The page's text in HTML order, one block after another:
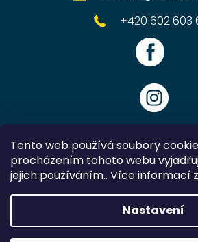
Tento web používá soubory
procházením tohoto webu
jejich používáním.. Více informací
Nastavení
+420 602 603
Vytvořil Shoptet